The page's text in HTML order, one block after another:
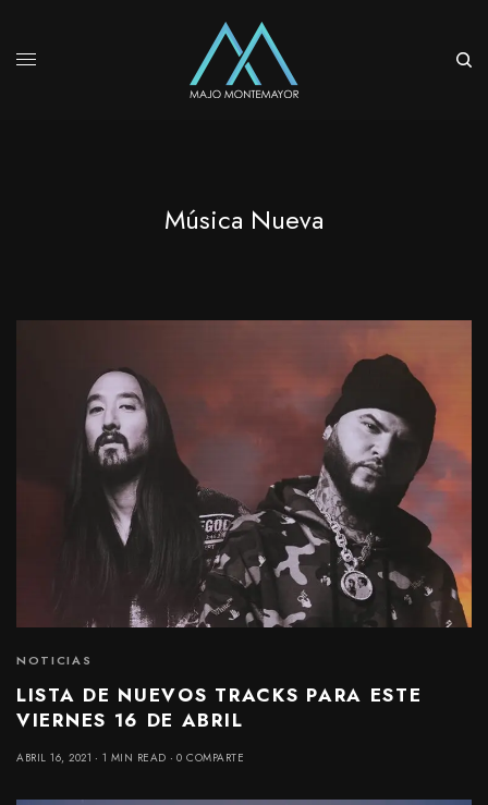
Música Nueva
NOTICIAS
LISTA DE NUEVOS TRACKS PARA ESTE
VIERNES 16 DE ABRIL
ABRIL 16, 2021 1 MIN READ 0 COMPARTE